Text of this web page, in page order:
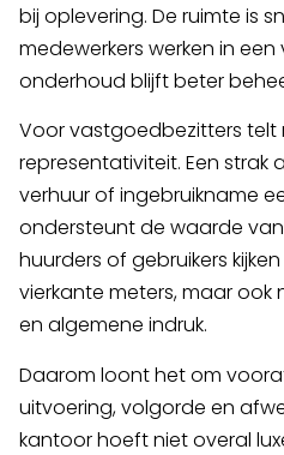
bij oplevering. De ruimte is
medewerkers werken in
onderhoud blijft beter
Voor vastgoedbezitters telt
representativiteit. Een
verhuur of ingebruikname
ondersteunt de waarde
huurders of gebruikers
vierkante meters, maar ook
en algemene indruk.
Daarom loont het om
uitvoering, volgorde en
kantoor hoeft niet overal